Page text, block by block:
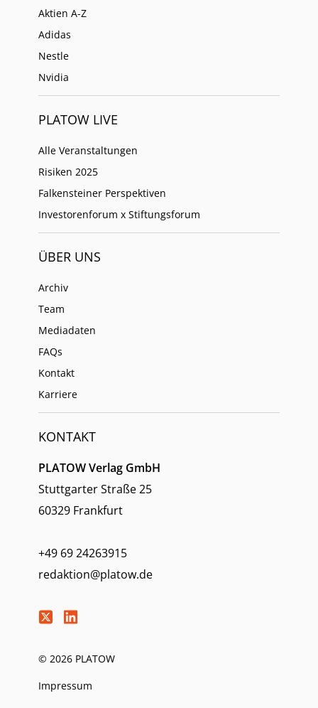
Aktien A-Z
Adidas
Nestle
Nvidia
PLATOW LIVE
Alle Veranstaltungen
Risiken 2025
Falkensteiner Perspektiven
Investorenforum x Stiftungsforum
ÜBER UNS
Archiv
Team
Mediadaten
FAQs
Kontakt
Karriere
KONTAKT
PLATOW Verlag GmbH
Stuttgarter Straße 25
60329 Frankfurt
+49 69 24263915
redaktion@platow.de
© 2026 PLATOW
Impressum